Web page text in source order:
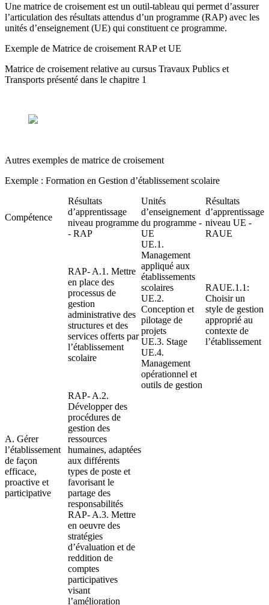
Une matrice de croisement est un outil-tableau qui permet d’assurer
l’articulation des résultats attendus d’un programme (RAP) avec les
unités d’enseignement (UE) qui constituent ce programme.
Exemple de Matrice de croisement RAP et UE
Matrice de croisement relative au cursus Travaux Publics et
Transports présenté dans le chapitre 1
Autres exemples de matrice de croisement
Exemple : Formation en Gestion d’établissement scolaire
Compétence
Résultats
d’apprentissage
niveau programme
- RAP
Unités
d’enseignement
du programme -
UE
Résultats
d’apprentissage
niveau UE -
RAUE
A. Gérer
l’établissement
de façon
efficace,
proactive et
participative
RAP- A.1. Mettre
en place des
processus de
gestion
administrative des
structures et des
services offerts par
l’établissement
scolaire
UE.1.
Management
appliqué aux
établissements
scolaires
UE.2.
Conception et
pilotage de
projets
UE.3. Stage
UE.4.
Management
opérationnel et
outils de gestion
RAUE.1.1:
Choisir un
style de gestion
approprié au
contexte de
l’établissement
RAP- A.2.
Développer des
procédures de
gestion des
ressources
humaines, adaptées
aux différents
types de poste et
favorisant le
partage des
responsabilités
RAP- A.3. Mettre
en oeuvre des
stratégies
d’évaluation et de
reddition de
comptes
participatives
visant
l’amélioration